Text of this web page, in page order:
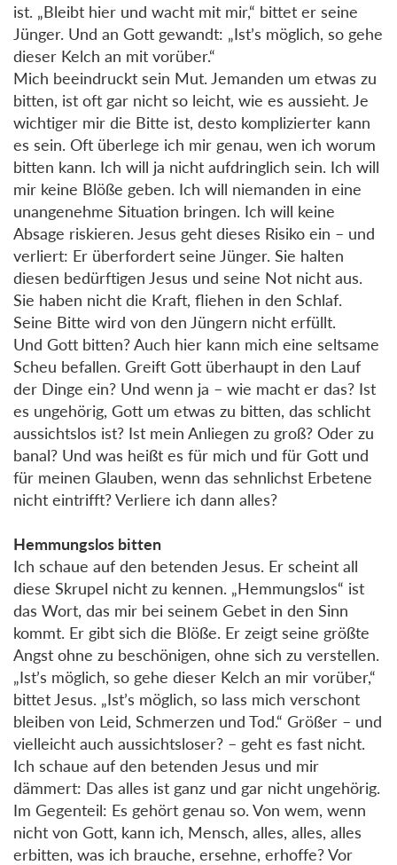
ist. „Bleibt hier und wacht mit mir,“ bittet er seine
Jünger. Und an Gott gewandt: „Ist’s möglich, so gehe
dieser Kelch an mit vorüber.“
Mich beeindruckt sein Mut. Jemanden um etwas zu
bitten, ist oft gar nicht so leicht, wie es aussieht. Je
wichtiger mir die Bitte ist, desto komplizierter kann
es sein. Oft überlege ich mir genau, wen ich worum
bitten kann. Ich will ja nicht aufdringlich sein. Ich will
mir keine Blöße geben. Ich will niemanden in eine
unangenehme Situation bringen. Ich will keine
Absage riskieren. Jesus geht dieses Risiko ein – und
verliert: Er überfordert seine Jünger. Sie halten
diesen bedürftigen Jesus und seine Not nicht aus.
Sie haben nicht die Kraft, fliehen in den Schlaf.
Seine Bitte wird von den Jüngern nicht erfüllt.
Und Gott bitten? Auch hier kann mich eine seltsame
Scheu befallen. Greift Gott überhaupt in den Lauf
der Dinge ein? Und wenn ja – wie macht er das? Ist
es ungehörig, Gott um etwas zu bitten, das schlicht
aussichtslos ist? Ist mein Anliegen zu groß? Oder zu
banal? Und was heißt es für mich und für Gott und
für meinen Glauben, wenn das sehnlichst Erbetene
nicht eintrifft? Verliere ich dann alles?
Hemmungslos bitten
Ich schaue auf den betenden Jesus. Er scheint all
diese Skrupel nicht zu kennen. „Hemmungslos“ ist
das Wort, das mir bei seinem Gebet in den Sinn
kommt. Er gibt sich die Blöße. Er zeigt seine größte
Angst ohne zu beschönigen, ohne sich zu verstellen.
„Ist’s möglich, so gehe dieser Kelch an mir vorüber,“
bittet Jesus. „Ist’s möglich, so lass mich verschont
bleiben von Leid, Schmerzen und Tod.“ Größer – und
vielleicht auch aussichtsloser? – geht es fast nicht.
Ich schaue auf den betenden Jesus und mir
dämmert: Das alles ist ganz und gar nicht ungehörig.
Im Gegenteil: Es gehört genau so. Von wem, wenn
nicht von Gott, kann ich, Mensch, alles, alles, alles
erbitten, was ich brauche, ersehne, erhoffe? Vor